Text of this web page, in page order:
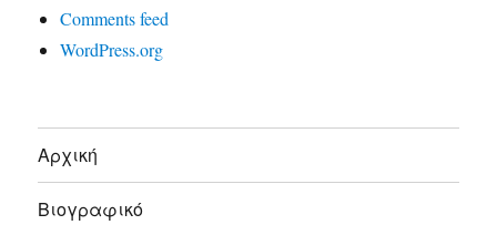
Comments feed
WordPress.org
Αρχική
Βιογραφικό